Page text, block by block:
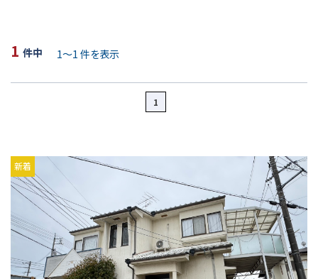
1 1～1
1
新着